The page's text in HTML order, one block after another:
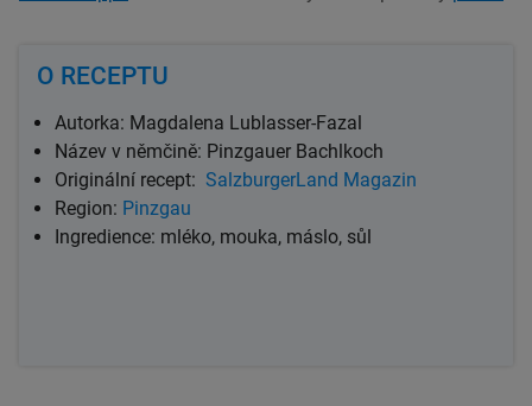
O RECEPTU
Autorka: Magdalena Lublasser-Fazal
Název v němčině: Pinzgauer Bachlkoch
Originální recept: SalzburgerLand Magazin
Region: Pinzgau
Ingredience: mléko, mouka, máslo, sůl